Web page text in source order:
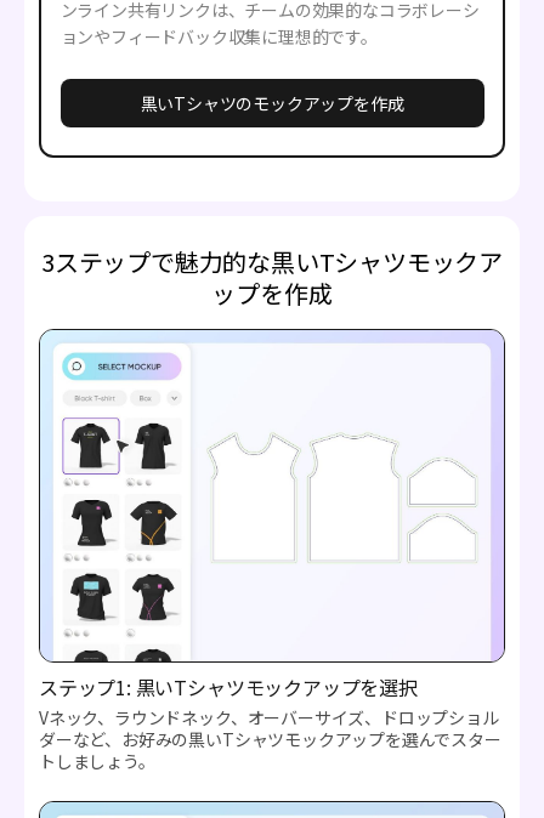
ンライン共有リンクは、チームの効果的なコラボレーシ
ョンやフィードバック収集に理想的です。
黒いTシャツのモックアップを作成
3ステップで魅力的な黒いTシャツモックア
ップを作成
ステップ1: 黒いTシャツモックアップを選択
Vネック、ラウンドネック、オーバーサイズ、ドロップショル
ダーなど、お好みの黒いTシャツモックアップを選んでスター
トしましょう。